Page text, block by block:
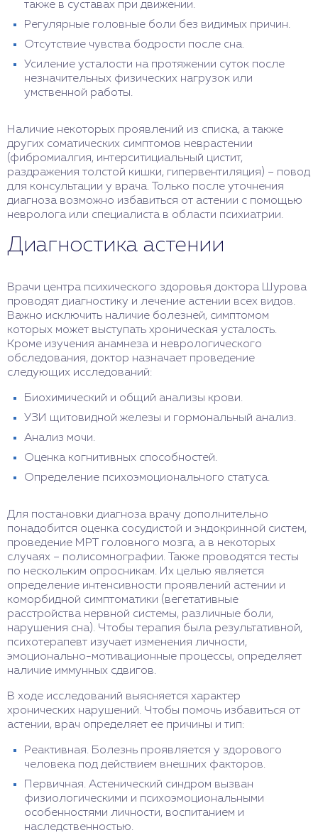
также в суставах при движении.
Регулярные головные боли без видимых причин.
Отсутствие чувства бодрости после сна.
Усиление усталости на протяжении суток после
незначительных физических нагрузок или
умственной работы.
Наличие некоторых проявлений из списка, а также
других соматических симптомов неврастении
(фибромиалгия, интерситициальный цистит,
раздражения толстой кишки, гипервентиляция) – повод
для консультации у врача. Только после уточнения
диагноза возможно избавиться от астении с помощью
невролога или специалиста в области психиатрии.
Диагностика астении
Врачи центра психического здоровья доктора Шурова
проводят диагностику и лечение астении всех видов.
Важно исключить наличие болезней, симптомом
которых может выступать хроническая усталость.
Кроме изучения анамнеза и неврологического
обследования, доктор назначает проведение
следующих исследований:
Биохимический и общий анализы крови.
УЗИ щитовидной железы и гормональный анализ.
Анализ мочи.
Оценка когнитивных способностей.
Определение психоэмоционального статуса.
Для постановки диагноза врачу дополнительно
понадобится оценка сосудистой и эндокринной систем,
проведение МРТ головного мозга, а в некоторых
случаях – полисомнографии. Также проводятся тесты
по нескольким опросникам. Их целью является
определение интенсивности проявлений астении и
коморбидной симптоматики (вегетативные
расстройства нервной системы, различные боли,
нарушения сна). Чтобы терапия была результативной,
психотерапевт изучает изменения личности,
эмоционально-мотивационные процессы, определяет
наличие иммунных сдвигов.
В ходе исследований выясняется характер
хронических нарушений. Чтобы помочь избавиться от
астении, врач определяет ее причины и тип:
Реактивная. Болезнь проявляется у здорового
человека под действием внешних факторов.
Первичная. Астенический синдром вызван
физиологическими и психоэмоциональными
особенностями личности, воспитанием и
наследственностью.